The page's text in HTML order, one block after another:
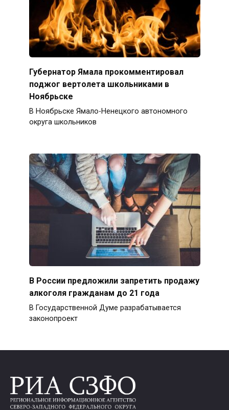
Губернатор Ямала прокомментировал
поджог вертолета школьниками в
Ноябрьске
В Ноябрьске Ямало-Ненецкого автономного
округа школьников
В России предложили запретить продажу
алкоголя гражданам до 21 года
В Государственной Думе разрабатывается
законопроект